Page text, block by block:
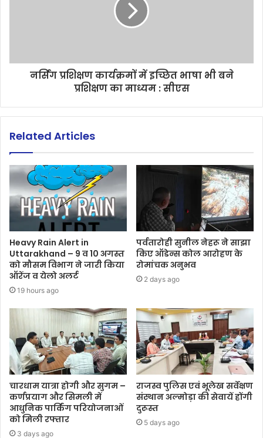
नर्सिंग प्रशिक्षण कार्यक्रमों में इच्छित भाषा भी बने
प्रशिक्षण का माध्यम : सीएस
Related Articles
Heavy Rain Alert in
Uttarakhand – 9 व 10 अगस्त
को मौसम विभाग ने जारी किया
ऑरेंज व येलो अलर्ट
19 hours ago
पर्वतारोही सुनील नेहरू ने साझा
किए ऑडेन्स कोल आरोहण के
रोमांचक अनुभव
2 days ago
चारधाम यात्रा होगी और सुगम –
कर्णप्रयाग और सिमली में
आधुनिक पार्किंग परियोजनाओं
को मिली रफ्तार
3 days ago
राजस्व पुलिस एवं भूलेख सर्वेक्षण
संस्थान अल्मोड़ा की सेवायें होंगी
दुरूस्त
5 days ago